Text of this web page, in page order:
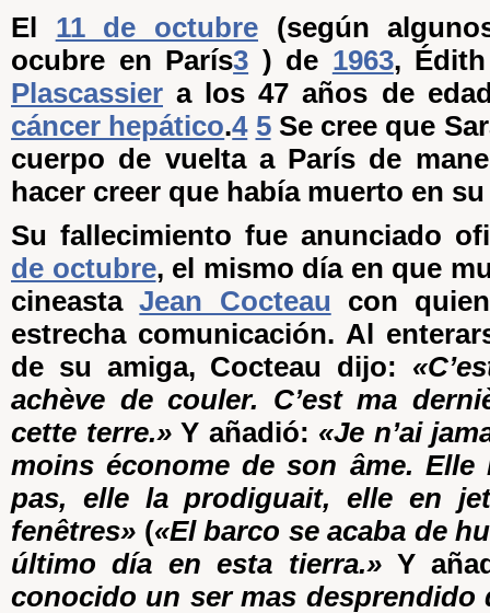
El 11 de octubre (según
ocubre en París3 ) de 1963,
Plascassier a los 47 años de
cáncer hepático.4 5Se cree que
cuerpo de vuelta a París de
hacer creer que había muerto en
Su fallecimiento fue anunciado
de octubre, el mismo día en que
cineastaJean Cocteau con
estrecha comunicación. Al
de su amiga, Cocteau dijo:
achève de couler. C’est ma
cette terre.»Y añadió: «Je n’ai
moins économe de son âme. Elle
pas, elle la prodiguait, elle en
fenêtres» («El barco se acaba de
último día en esta tierra.»Y
conocido un ser mas desprendido